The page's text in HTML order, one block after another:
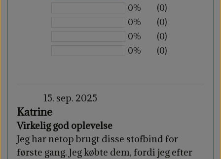
0%
(0)
0%
(0)
0%
(0)
0%
(0)
15. sep. 2025
Katrine
Virkelig god oplevelse
Jeg har netop brugt disse stofbind for
første gang. Jeg købte dem, fordi jeg efter